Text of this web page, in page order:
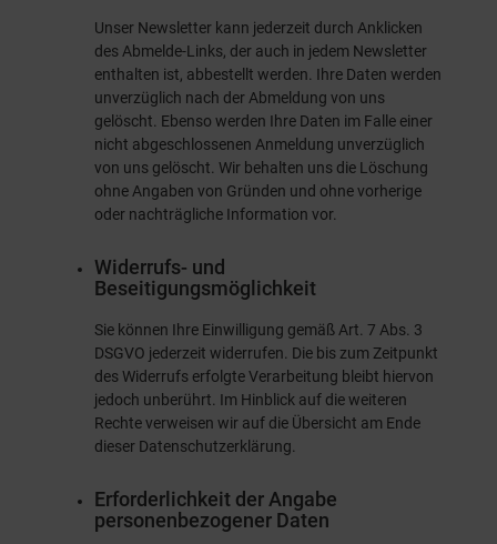
Unser Newsletter kann jederzeit durch Anklicken
des Abmelde-Links, der auch in jedem Newsletter
enthalten ist, abbestellt werden. Ihre Daten werden
unverzüglich nach der Abmeldung von uns
gelöscht. Ebenso werden Ihre Daten im Falle einer
nicht abgeschlossenen Anmeldung unverzüglich
von uns gelöscht. Wir behalten uns die Löschung
ohne Angaben von Gründen und ohne vorherige
oder nachträgliche Information vor.
Widerrufs- und
Beseitigungsmöglichkeit
Sie können Ihre Einwilligung gemäß Art. 7 Abs. 3
DSGVO jederzeit widerrufen. Die bis zum Zeitpunkt
des Widerrufs erfolgte Verarbeitung bleibt hiervon
jedoch unberührt. Im Hinblick auf die weiteren
Rechte verweisen wir auf die Übersicht am Ende
dieser Datenschutzerklärung.
Erforderlichkeit der Angabe
personenbezogener Daten